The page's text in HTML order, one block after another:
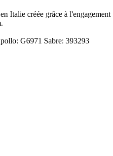
Italie créée grâce à l'engagement
G6971 Sabre: 393293